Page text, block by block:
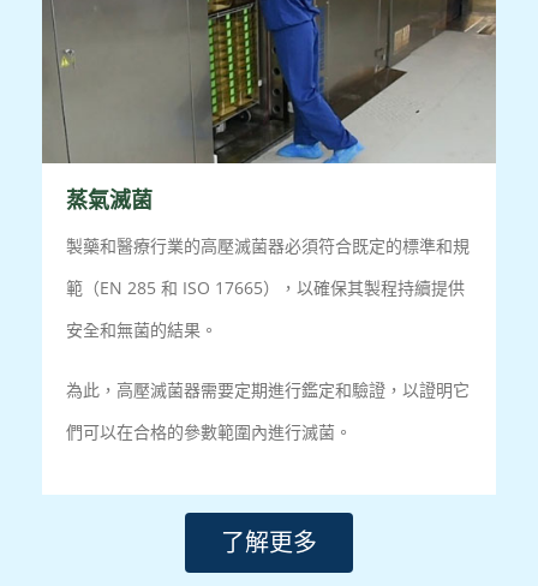
蒸氣滅菌
製藥和醫療行業的高壓滅菌器必須符合既定的標準和規
範（EN 285 和 ISO 17665），以確保其製程持續提供
安全和無菌的結果。
為此，高壓滅菌器需要定期進行鑑定和驗證，以證明它
們可以在合格的參數範圍內進行滅菌。
了解更多